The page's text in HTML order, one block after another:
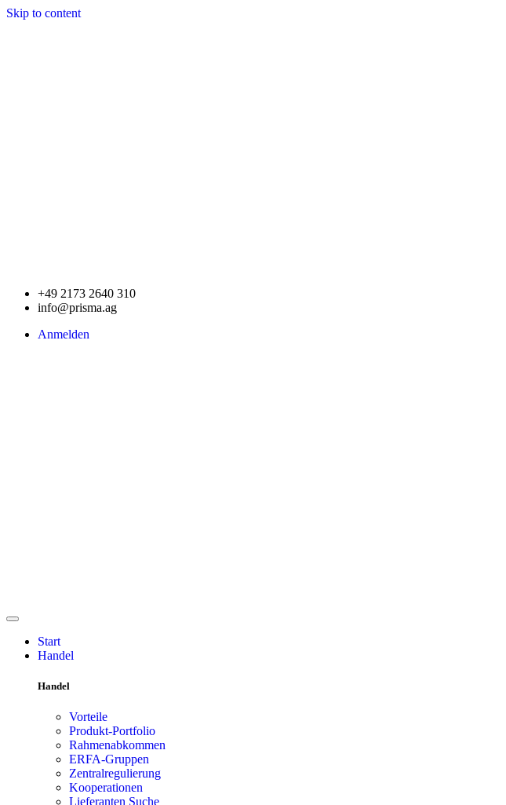
Skip to content
+49 2173 2640 310
info@prisma.ag
Anmelden
Start
Handel
Handel
Vorteile
Produkt-Portfolio
Rahmenabkommen
ERFA-Gruppen
Zentralregulierung
Kooperationen
Lieferanten Suche